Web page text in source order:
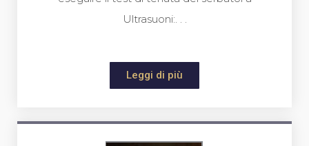
Ultrasuoni:. . .
Leggi di più